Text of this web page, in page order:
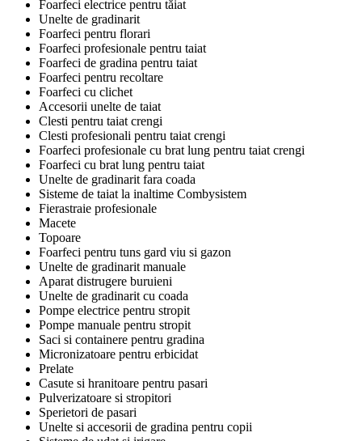
Foarfeci electrice pentru tăiat
Unelte de gradinarit
Foarfeci pentru florari
Foarfeci profesionale pentru taiat
Foarfeci de gradina pentru taiat
Foarfeci pentru recoltare
Foarfeci cu clichet
Accesorii unelte de taiat
Clesti pentru taiat crengi
Clesti profesionali pentru taiat crengi
Foarfeci profesionale cu brat lung pentru taiat crengi
Foarfeci cu brat lung pentru taiat
Unelte de gradinarit fara coada
Sisteme de taiat la inaltime Combysistem
Fierastraie profesionale
Macete
Topoare
Foarfeci pentru tuns gard viu si gazon
Unelte de gradinarit manuale
Aparat distrugere buruieni
Unelte de gradinarit cu coada
Pompe electrice pentru stropit
Pompe manuale pentru stropit
Saci si containere pentru gradina
Micronizatoare pentru erbicidat
Prelate
Casute si hranitoare pentru pasari
Pulverizatoare si stropitori
Sperietori de pasari
Unelte si accesorii de gradina pentru copii